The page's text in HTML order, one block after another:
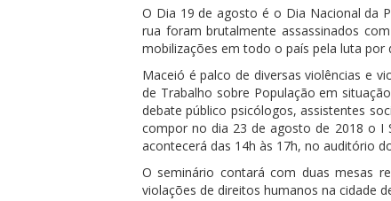
O Dia 19 de agosto é o Dia Nacional da
rua foram brutalmente assassinados
mobilizações em todo o país pela luta por
Maceió é palco de diversas violências e
de Trabalho sobre População em
debate público psicólogos, assistentes
compor no dia 23 de agosto de 2018 o I
acontecerá das 14h às 17h, no auditório
O seminário contará com duas mesas
violações de direitos humanos na cidade